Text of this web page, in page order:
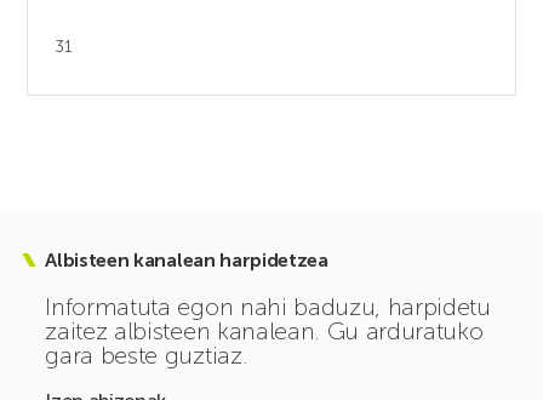
31
Albisteen kanalean harpidetzea
Informatuta egon nahi baduzu, harpidetu
zaitez albisteen kanalean. Gu arduratuko
gara beste guztiaz.